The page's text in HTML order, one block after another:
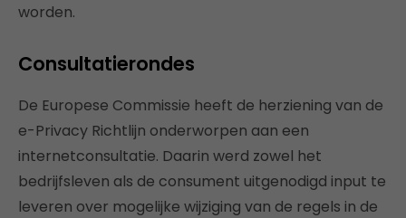
worden.
Consultatierondes
De Europese Commissie heeft de herziening van de
e-Privacy Richtlijn onderworpen aan een
internetconsultatie. Daarin werd zowel het
bedrijfsleven als de consument uitgenodigd input te
leveren over mogelijke wijziging van de regels in de